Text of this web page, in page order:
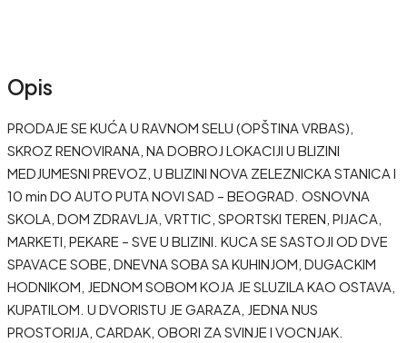
Opis
PRODAJE SE KUĆA U RAVNOM SELU (OPŠTINA VRBAS),
SKROZ RENOVIRANA, NA DOBROJ LOKACIJI U BLIZINI
MEDJUMESNI PREVOZ, U BLIZINI NOVA ZELEZNICKA STANICA I
10 min DO AUTO PUTA NOVI SAD – BEOGRAD. OSNOVNA
SKOLA, DOM ZDRAVLJA, VRTTIC, SPORTSKI TEREN, PIJACA,
MARKETI, PEKARE – SVE U BLIZINI. KUCA SE SASTOJI OD DVE
SPAVACE SOBE, DNEVNA SOBA SA KUHINJOM, DUGACKIM
HODNIKOM, JEDNOM SOBOM KOJA JE SLUZILA KAO OSTAVA,
KUPATILOM. U DVORISTU JE GARAZA, JEDNA NUS
PROSTORIJA, CARDAK, OBORI ZA SVINJE I VOCNJAK.